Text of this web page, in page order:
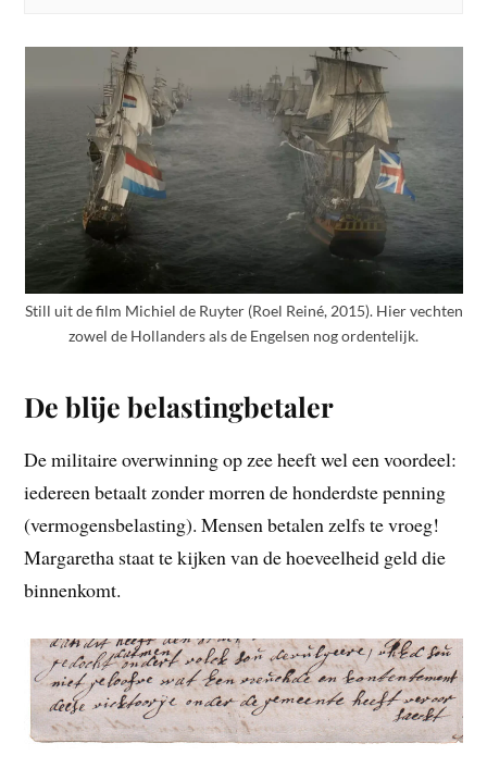
Still uit de film Michiel de Ruyter (Roel Reiné, 2015). Hier vechten
zowel de Hollanders als de Engelsen nog ordentelijk.
De blije belastingbetaler
De militaire overwinning op zee heeft wel een voordeel:
iedereen betaalt zonder morren de honderdste penning
(vermogensbelasting). Mensen betalen zelfs te vroeg!
Margaretha staat te kijken van de hoeveelheid geld die
binnenkomt.